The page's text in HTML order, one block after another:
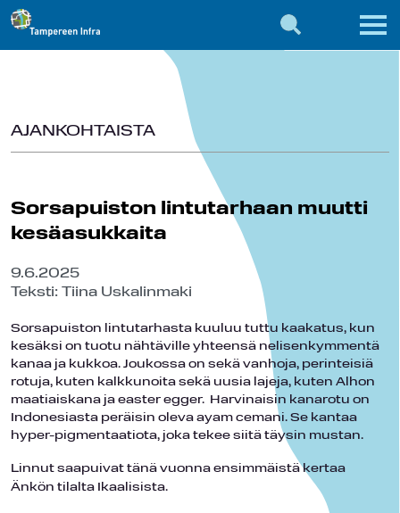
AJANKOHTAISTA
Sorsapuiston lintutarhaan muutti
kesäasukkaita
9.6.2025
Teksti: Tiina Uskalinmaki
Sorsapuiston lintutarhasta kuuluu tuttu kaakatus, kun
kesäksi on tuotu nähtäville yhteensä nelisenkymmentä
kanaa ja kukkoa. Joukossa on sekä vanhoja, perinteisiä
rotuja, kuten kalkkunoita sekä uusia lajeja, kuten Alhon
maatiaiskana ja easter egger. Harvinaisin kanarotu on
Indonesiasta peräisin oleva ayam cemani. Se kantaa
hyper-pigmentaatiota, joka tekee siitä täysin mustan.
Linnut saapuivat tänä vuonna ensimmäistä kertaa
Änkön tilalta Ikaalisista.